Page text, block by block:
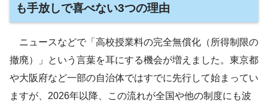
も手放しで喜べない3つの理由
ニュースなどで「高校授業料の完全無償化（所得制限の
撤廃）」という言葉を耳にする機会が増えました。東京都
や大阪府など一部の自治体ではすでに先行して始まってい
ますが、2026年以降、この流れが全国や他の制度にも波